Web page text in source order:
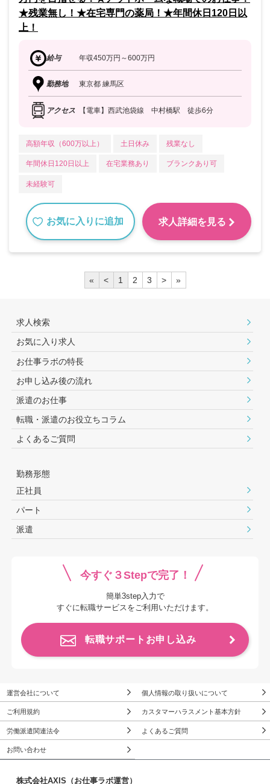
★残業無し！★在宅専門の薬局！★年間休日120日以
上！
給与 年収450万円～600万円
勤務地 東京都 練馬区
アクセス 【電車】西武池袋線 中村橋駅 徒歩6分
高額年収（600万以上） 土日休み 残業なし
年間休日120日以上 在宅業務あり ブランクあり可
未経験可
お気に入りに追加 求人詳細を見る
« < 1 2 3 > »
求人検索
お気に入り求人
お仕事ラボの特長
お申し込み後の流れ
派遣のお仕事
転職・派遣のお役⽴ちコラム
よくあるご質問
勤務形態
正社員
パート
派遣
今すぐ３Stepで完了！
簡単3step入力で
すぐに転職サービスをご利用いただけます。
転職サポートお申し込み
運営会社について 個人情報の取り扱いについて
ご利用規約 カスタマーハラスメント基本方針
労働派遣関連法令 よくあるご質問
お問い合わせ
株式会社AXIS（お仕事ラボ運営）